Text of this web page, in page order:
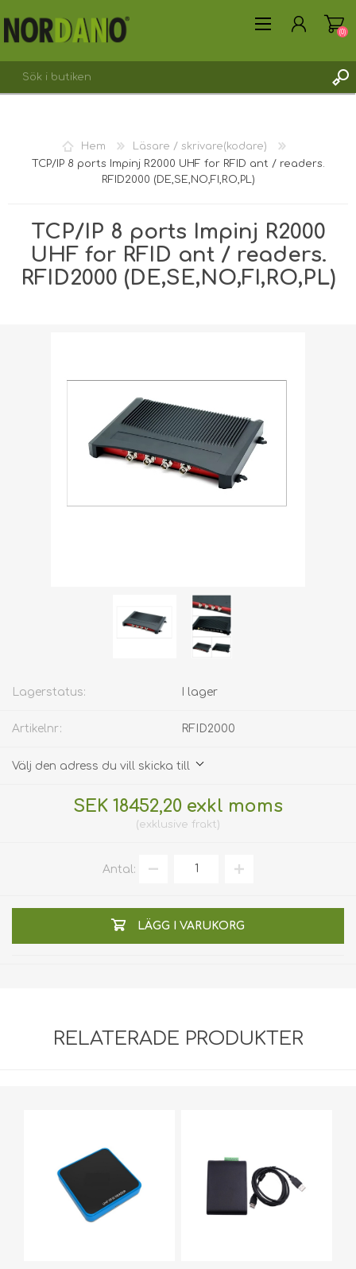
SKAPA KONTO
LOGGA IN
(0)
Hem
Läsare / skrivare(kodare)
TCP/IP 8 ports Impinj R2000 UHF for RFID ant / readers.
RFID2000 (DE,SE,NO,FI,RO,PL)
TCP/IP 8 ports Impinj R2000
UHF for RFID ant / readers.
RFID2000 (DE,SE,NO,FI,RO,PL)
Lagerstatus: I lager
Artikelnr: RFID2000
Välj den adress du vill skicka till
SEK 18452,20 exkl moms
exklusive frakt
Antal:
LÄGG I VARUKORG
RELATERADE PRODUKTER